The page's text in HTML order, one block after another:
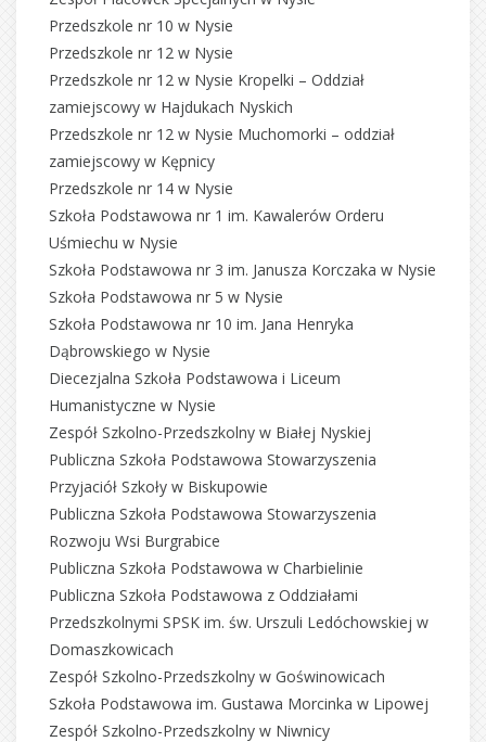
Przedszkole nr 10 w Nysie
Przedszkole nr 12 w Nysie
Przedszkole nr 12 w Nysie Kropelki – Oddział
zamiejscowy w Hajdukach Nyskich
Przedszkole nr 12 w Nysie Muchomorki – oddział
zamiejscowy w Kępnicy
Przedszkole nr 14 w Nysie
Szkoła Podstawowa nr 1 im. Kawalerów Orderu
Uśmiechu w Nysie
Szkoła Podstawowa nr 3 im. Janusza Korczaka w Nysie
Szkoła Podstawowa nr 5 w Nysie
Szkoła Podstawowa nr 10 im. Jana Henryka
Dąbrowskiego w Nysie
Diecezjalna Szkoła Podstawowa i Liceum
Humanistyczne w Nysie
Zespół Szkolno-Przedszkolny w Białej Nyskiej
Publiczna Szkoła Podstawowa Stowarzyszenia
Przyjaciół Szkoły w Biskupowie
Publiczna Szkoła Podstawowa Stowarzyszenia
Rozwoju Wsi Burgrabice
Publiczna Szkoła Podstawowa w Charbielinie
Publiczna Szkoła Podstawowa z Oddziałami
Przedszkolnymi SPSK im. św. Urszuli Ledóchowskiej w
Domaszkowicach
Zespół Szkolno-Przedszkolny w Goświnowicach
Szkoła Podstawowa im. Gustawa Morcinka w Lipowej
Zespół Szkolno-Przedszkolny w Niwnicy